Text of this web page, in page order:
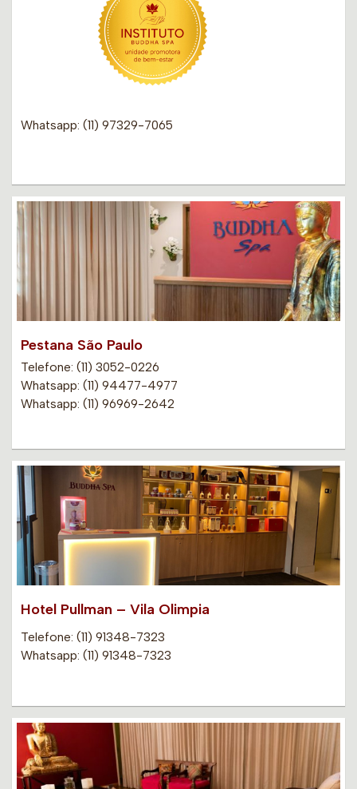
Whatsapp: (11) 97329-7065
Pestana São Paulo
Telefone: (11) 3052-0226
Whatsapp: (11) 94477-4977
Whatsapp: (11) 96969-2642
Hotel Pullman – Vila Olimpia
Telefone: (11) 91348-7323
Whatsapp: (11) 91348-7323